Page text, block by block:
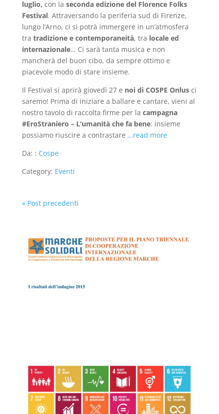
luglio, con la seconda edizione del Florence Folks
Festival. Attraversando la periferia sud di Firenze,
lungo l’Arno, ci si potrà immergere in un’atmosfera
tra tradizione e contemporaneità, tra locale ed
internazionale… Ci sarà tanta musica e non
mancherà del buon cibo, da sempre ottimo e
piacevole modo di stare insieme.
Il Festival si aprirà giovedì 27 e noi di COSPE Onlusci
saremo! Prima di iniziare a ballare e cantare, vieni al
nostro tavolo di raccolta firme per la campagna
#EroStraniero – L’umanità che fa bene: insieme
possiamo riuscire a contrastare …read more
Da: : Cospe
Category: Eventi
« Post precedenti